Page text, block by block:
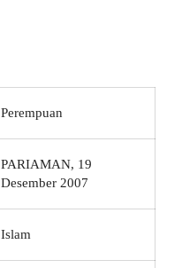
Perempuan
PARIAMAN, 19
Desember 2007
Islam